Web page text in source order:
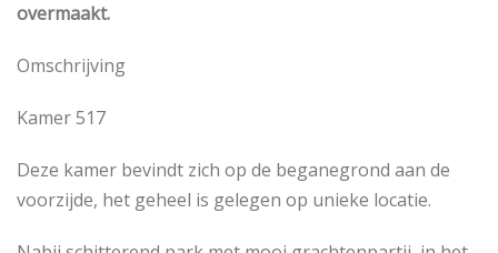
overmaakt.
Omschrijving
Kamer 517
Deze kamer bevindt zich op de beganegrond aan de
voorzijde, het geheel is gelegen op unieke locatie.